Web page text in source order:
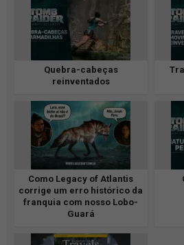
Quebra-cabeças
reinventados
Como Legacy of Atlantis
corrige um erro histórico da
franquia com nosso Lobo-
Guará